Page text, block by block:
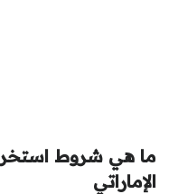
ما هي شروط
الإماراتي